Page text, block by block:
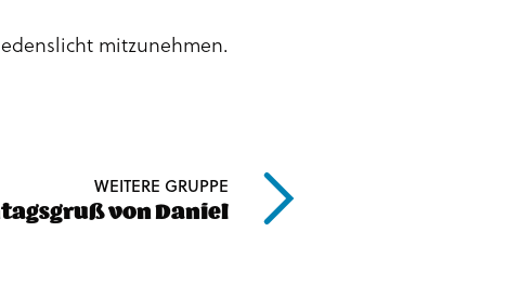
mitzunehmen.
WEITERE GRUPPE
von Daniel